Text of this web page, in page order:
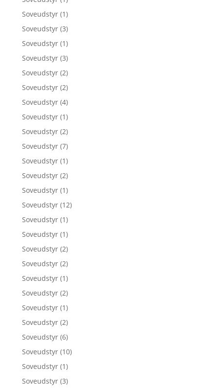
Soveudstyr (1)
Soveudstyr (3)
Soveudstyr (1)
Soveudstyr (3)
Soveudstyr (2)
Soveudstyr (2)
Soveudstyr (4)
Soveudstyr (1)
Soveudstyr (2)
Soveudstyr (7)
Soveudstyr (1)
Soveudstyr (2)
Soveudstyr (1)
Soveudstyr (12)
Soveudstyr (1)
Soveudstyr (1)
Soveudstyr (2)
Soveudstyr (2)
Soveudstyr (1)
Soveudstyr (2)
Soveudstyr (1)
Soveudstyr (2)
Soveudstyr (6)
Soveudstyr (10)
Soveudstyr (1)
Soveudstyr (3)